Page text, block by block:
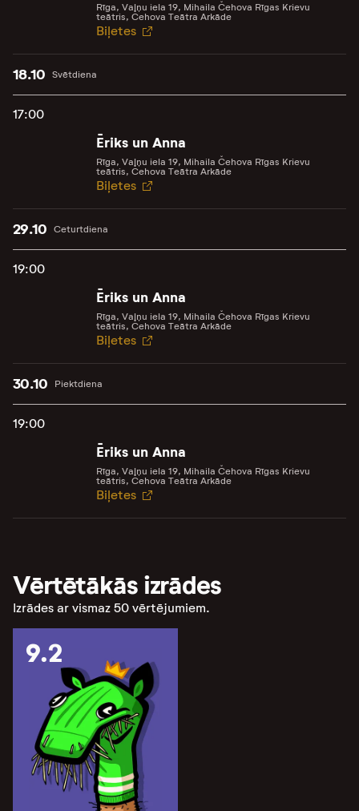
Rīga, Vaļņu iela 19, Mihaila Čehova Rīgas Krievu
teātris, Čehova Teātra Arkāde
Biļetes
Svētdiena
18.10
17:00
Ēriks un Anna
Rīga, Vaļņu iela 19, Mihaila Čehova Rīgas Krievu
teātris, Čehova Teātra Arkāde
Biļetes
Ceturtdiena
29.10
19:00
Ēriks un Anna
Rīga, Vaļņu iela 19, Mihaila Čehova Rīgas Krievu
teātris, Čehova Teātra Arkāde
Biļetes
Piektdiena
30.10
19:00
Ēriks un Anna
Rīga, Vaļņu iela 19, Mihaila Čehova Rīgas Krievu
teātris, Čehova Teātra Arkāde
Biļetes
Vērtētākās izrādes
Izrādes ar vismaz 50 vērtējumiem.
9.2